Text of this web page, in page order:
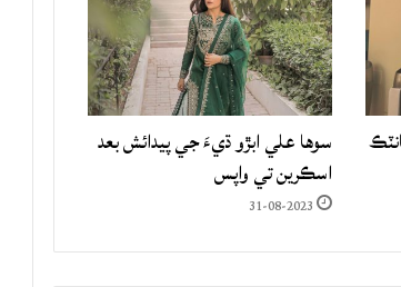
سوها علي ابڙو ڌيءَ جي پيدائش بعد
اسڪرين تي واپس
31-08-2023